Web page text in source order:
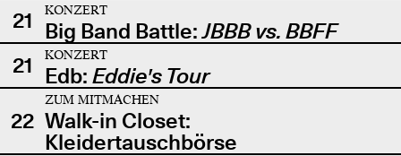
21
KONZERT
Big Band Battle:JBBB vs. BBFF
21
KONZERT
Edb: Eddie's Tour
22
ZUM MITMACHEN
Walk-in Closet:
Kleidertauschbörse